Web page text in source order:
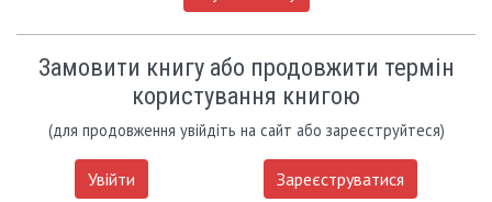
Замовити книгу або продовжити термін
користування книгою
(для продовження увійдіть на сайт або зареєструйтеся)
Увійти Зареєструватися